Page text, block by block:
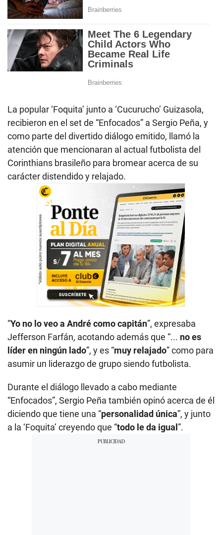
La popular ‘Foquita’ junto a ‘Cucurucho’ Guizasola,
recibieron en el set de “Enfocados” a Sergio Peña, y
como parte del divertido diálogo emitido, llamó la
atención que mencionaran al actual futbolista del
Corinthians brasileño para bromear acerca de su
carácter distendido y relajado.
“Yo no lo veo a André como capitán”, expresaba
Jefferson Farfán, acotando además que “... no es
líder en ningún lado”, y es “muy relajado” como para
asumir un liderazgo de grupo siendo futbolista.
Durante el diálogo llevado a cabo mediante
“Enfocados”, Sergio Peña también opinó acerca de él
diciendo que tiene una “personalidad única”, y junto
a la ‘Foquita’ creyendo que “todo le da igual”.